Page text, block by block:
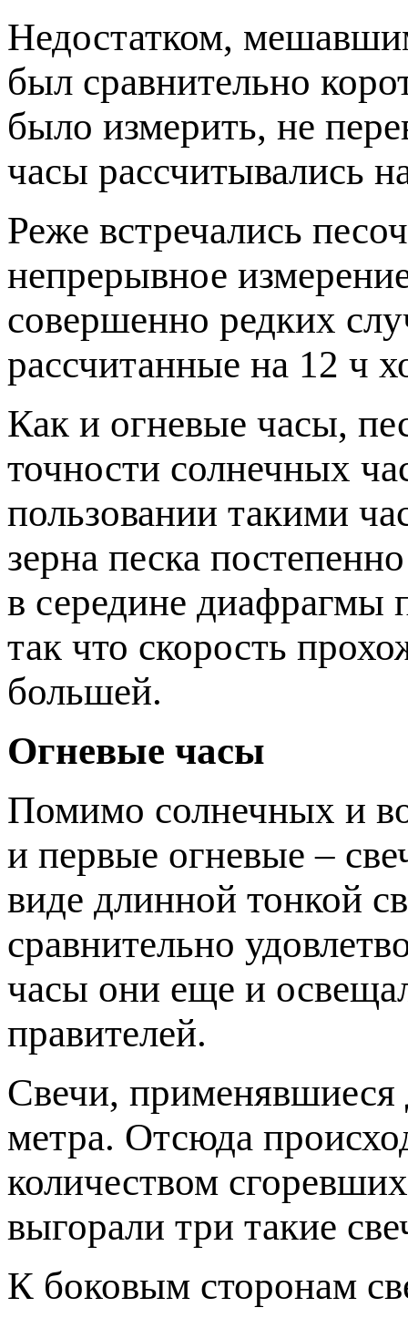
Недостатком,
был сравнительно
было измерить, не
часы рассчитывались
Реже встречались
непрерывное
совершенно редких
рассчитанные на 12 ч
Как и огневые часы,
точности солнечных
пользовании такими
зерна песка
в середине диафрагмы
так что скорость
большей.
Огневые часы
Помимо солнечных и
и первые огневые –
виде длинной тонкой
сравнительно
часы они еще и
правителей.
Свечи, применявшиеся
метра. Отсюда
количеством
выгорали три такие
К боковым сторонам